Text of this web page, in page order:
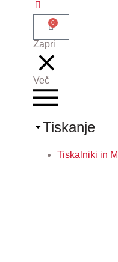
0
Zapri
Več
Tiskanje
Tiskalniki in